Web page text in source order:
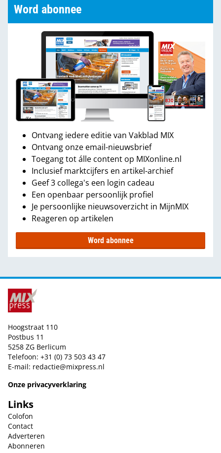
Word abonnee
Ontvang iedere editie van Vakblad MIX
Ontvang onze email-nieuwsbrief
Toegang tot álle content op MIXonline.nl
Inclusief marktcijfers en artikel-archief
Geef 3 collega's een login cadeau
Een openbaar persoonlijk profiel
Je persoonlijke nieuwsoverzicht in MijnMIX
Reageren op artikelen
Word abonnee
Hoogstraat 110
Postbus 11
5258 ZG Berlicum
Telefoon: +31 (0) 73 503 43 47
E-mail: redactie@mixpress.nl
Onze privacyverklaring
Links
Colofon
Contact
Adverteren
Abonneren